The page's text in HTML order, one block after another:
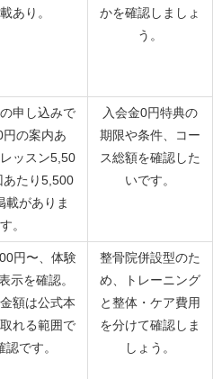
あり。
かを確認しましょ
う。
申し込みで
円の案内あ
ッスン5,50
あたり5,500
載がありま
す。
入会金0円特典の
期限や条件、コー
ス総額を確認した
いです。
円〜、体験
示を確認。
額は公式本
れる範囲で
認です。
整骨院併設型のた
め、トレーニング
と整体・ケア費用
を分けて確認しま
しょう。